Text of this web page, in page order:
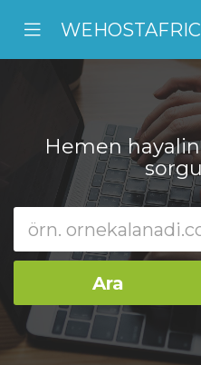
Mobile
Menu
Hemen